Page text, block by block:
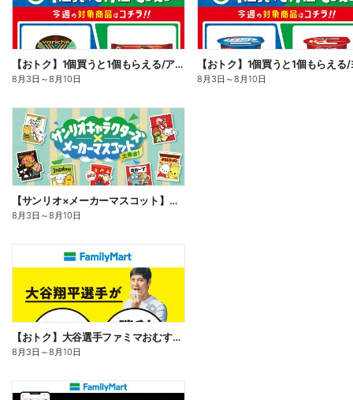
【おトク】1個買うと1個もらえる/アイス
8月3日 ～8月10日 8月3日 ～8月10日
【サンリオ×メーカーマスコット】オリジナルグッズ貰える!
8月3日 ～8月10日
【おトク】大谷選手ファミマおむすび割
8月3日 ～8月10日